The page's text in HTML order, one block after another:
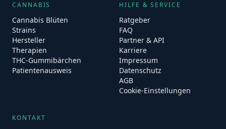
CANNABIS
Cannabis Blüten
Strains
Hersteller
Therapien
THC-Gummibärchen
Patientenausweis
HILFE & SERVICE
Ratgeber
FAQ
Partner & API
Karriere
Impressum
Datenschutz
AGB
Cookie-Einstellungen
KONTAKT